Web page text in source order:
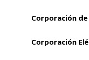
Corporación
Corporación